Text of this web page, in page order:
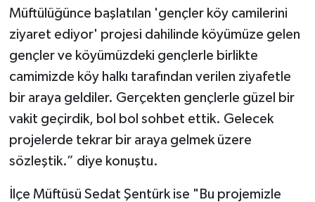
Müftülüğünce başlatılan 'gençler köy camilerini
ziyaret ediyor' projesi dahilinde köyümüze gelen
gençler ve köyümüzdeki gençlerle birlikte
camimizde köy halkı tarafından verilen ziyafetle
bir araya geldiler. Gerçekten gençlerle güzel bir
vakit geçirdik, bol bol sohbet ettik. Gelecek
projelerde tekrar bir araya gelmek üzere
sözleştik.” diye konuştu.
İlçe Müftüsü Sedat Şentürk ise "Bu projemizle
Burdur Müftülüğü
Bursa Müftülüğü
Çanakkale Müftülüğü
Çankırı Müftülüğü
Çorum Müftülüğü
Denizli Müftülüğü
Ekonomi
Duyurular
Bilim, Teknoloji
Biyografiler
Diyanet TV